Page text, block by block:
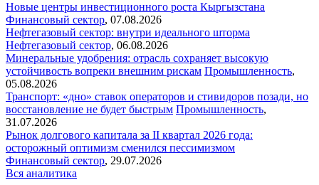
Новые центры инвестиционного роста Кыргызстана
Финансовый сектор, 07.08.2026
Нефтегазовый сектор: внутри идеального шторма
Нефтегазовый сектор, 06.08.2026
Минеральные удобрения: отрасль сохраняет высокую
устойчивость вопреки внешним рискам Промышленность,
05.08.2026
Транспорт: «дно» ставок операторов и стивидоров позади, но
восстановление не будет быстрым Промышленность,
31.07.2026
Рынок долгового капитала за II квартал 2026 года:
осторожный оптимизм сменился пессимизмом
Финансовый сектор, 29.07.2026
Вся аналитика